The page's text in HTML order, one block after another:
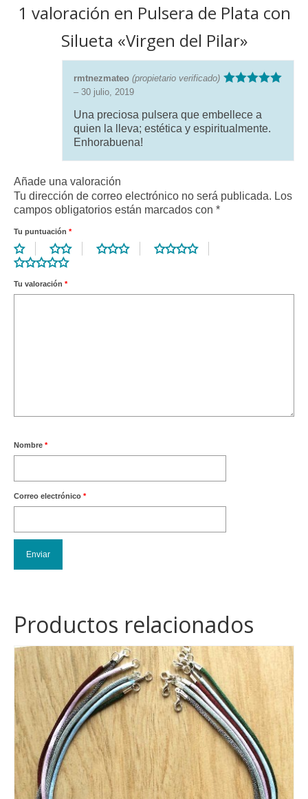
1 valoración en Pulsera de Plata con
Silueta «Virgen del Pilar»
rmtnezmateo (propietario verificado)
– 30 julio, 2019
Una preciosa pulsera que embellece a
quien la lleva; estética y espiritualmente.
Enhorabuena!
Añade una valoración
Tu dirección de correo electrónico no será publicada. Los
campos obligatorios están marcados con *
Tu puntuación *
Tu valoración *
Nombre *
Correo electrónico *
Productos relacionados